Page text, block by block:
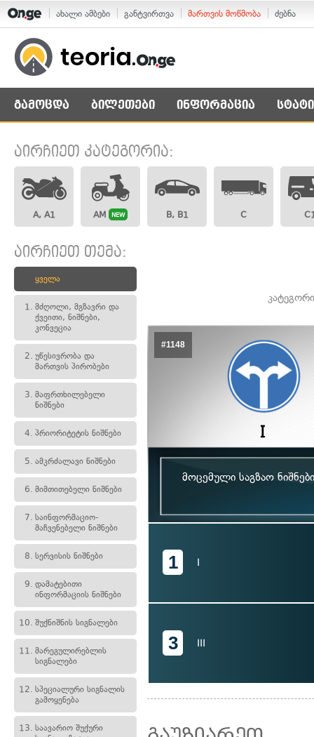
ახალი ამბები განტვირთვა მართვის მოწმობა ძებნა
გამოცდა ბილეთები ინფორმაცია
აირჩიეთ კატეგორია:
A, A1 AM NEW B, B1 C
აირჩიეთ თემა:
ყველა
1. მძღოლი, მგზავრი და
ქვეითი, ნიშნები,
კონვეცია
2. უწესივრობა და
მართვის პირობები
3. მაფრთხილებელი
ნიშნები
4. პრიორიტეტის ნიშნები
5. ამკრძალავი ნიშნები
6. მიმთითებელი ნიშნები
7. საინფორმაციო-
მაჩვენებელი ნიშნები
8. სერვისის ნიშნები
9. დამატებითი
ინფორმაციის ნიშნები
10. შუქნიშნის სიგნალები
11. მარეგულირებლის
სიგნალები
12. სპეციალური სიგნალის
გამოყენება
13. საავარიო შუქური
#1148
მოცემული საგზაო
1 I
3 III